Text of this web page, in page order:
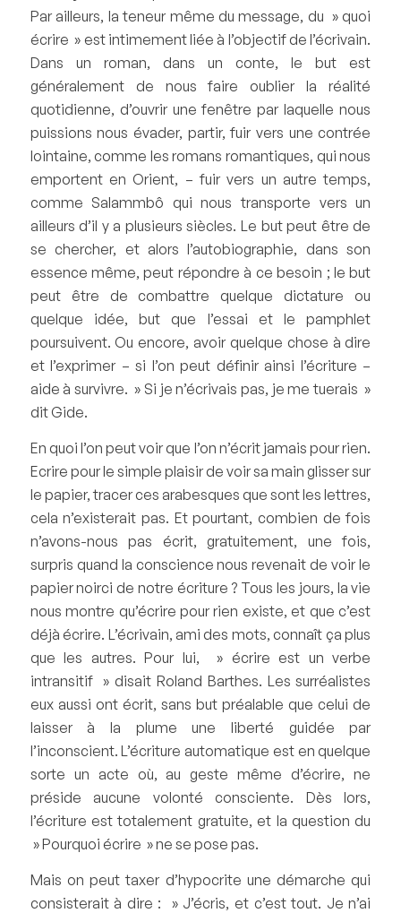
Par ailleurs, la teneur même du message, du » quoi
écrire » est intimement liée à l’objectif de l’écrivain.
Dans un roman, dans un conte, le but est
généralement de nous faire oublier la réalité
quotidienne, d’ouvrir une fenêtre par laquelle nous
puissions nous évader, partir, fuir vers une contrée
lointaine, comme les romans romantiques, qui nous
emportent en Orient, – fuir vers un autre temps,
comme Salammbô qui nous transporte vers un
ailleurs d’il y a plusieurs siècles. Le but peut être de
se chercher, et alors l’autobiographie, dans son
essence même, peut répondre à ce besoin ; le but
peut être de combattre quelque dictature ou
quelque idée, but que l’essai et le pamphlet
poursuivent. Ou encore, avoir quelque chose à dire
et l’exprimer – si l’on peut définir ainsi l’écriture –
aide à survivre. » Si je n’écrivais pas, je me tuerais »
dit Gide.
En quoi l’on peut voir que l’on n’écrit jamais pour rien.
Ecrire pour le simple plaisir de voir sa main glisser sur
le papier, tracer ces arabesques que sont les lettres,
cela n’existerait pas. Et pourtant, combien de fois
n’avons-nous pas écrit, gratuitement, une fois,
surpris quand la conscience nous revenait de voir le
papier noirci de notre écriture ? Tous les jours, la vie
nous montre qu’écrire pour rien existe, et que c’est
déjà écrire. L’écrivain, ami des mots, connaît ça plus
que les autres. Pour lui, » écrire est un verbe
intransitif » disait Roland Barthes. Les surréalistes
eux aussi ont écrit, sans but préalable que celui de
laisser à la plume une liberté guidée par
l’inconscient. L’écriture automatique est en quelque
sorte un acte où, au geste même d’écrire, ne
préside aucune volonté consciente. Dès lors,
l’écriture est totalement gratuite, et la question du
» Pourquoi écrire » ne se pose pas.
Mais on peut taxer d’hypocrite une démarche qui
consisterait à dire : » J’écris, et c’est tout. Je n’ai